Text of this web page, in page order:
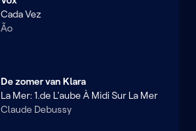
Cada Vez
Ão
De zomer van Klara
La Mer: 1.de L'aube À Midi Sur La Mer
Claude Debussy